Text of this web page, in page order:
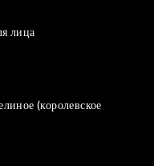
лица
(королевское